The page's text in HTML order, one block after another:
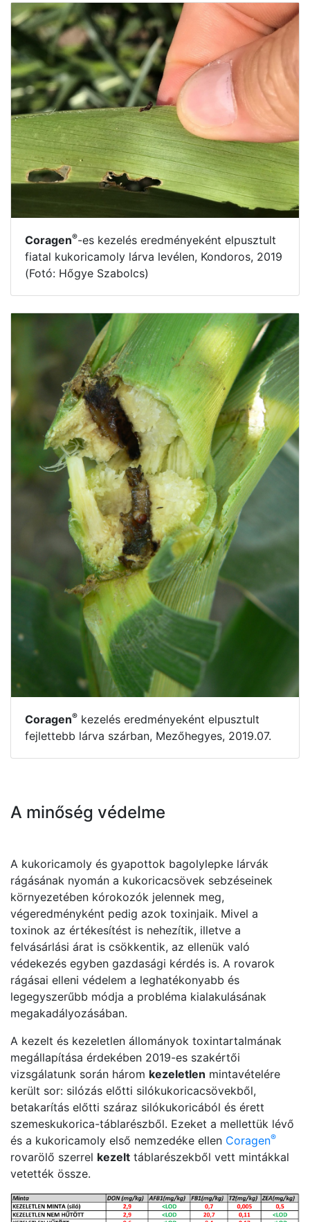
Coragen®-es kezelés eredményeként elpusztult
fiatal kukoricamoly lárva levélen, Kondoros, 2019
(Fotó: Hőgye Szabolcs)
Coragen® kezelés eredményeként elpusztult
fejlettebb lárva szárban, Mezőhegyes, 2019.07.
A minőség védelme
A kukoricamoly és gyapottok bagolylepke lárvák
rágásának nyomán a kukoricacsövek sebzéseinek
környezetében kórokozók jelennek meg,
végeredményként pedig azok toxinjaik. Mivel a
toxinok az értékesítést is nehezítik, illetve a
felvásárlási árat is csökkentik, az ellenük való
védekezés egyben gazdasági kérdés is. A rovarok
rágásai elleni védelem a leghatékonyabb és
legegyszerűbb módja a probléma kialakulásának
megakadályozásában.
A kezelt és kezeletlen állományok toxintartalmának
megállapítása érdekében 2019-es szakértői
vizsgálatunk során három kezeletlen mintavételére
került sor: silózás előtti silókukoricacsövekből,
betakarítás előtti száraz silókukoricából és érett
szemeskukorica-táblarészből. Ezeket a mellettük lévő
és a kukoricamoly első nemzedéke ellen Coragen®
rovarölő szerrel kezelt táblarészekből vett mintákkal
vetették össze.